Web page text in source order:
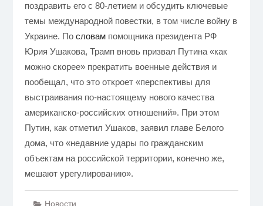
поздравить его с 80-летием и обсудить ключевые
темы международной повестки, в том числе войну в
Украине. По словампомощника президента РФ
Юрия Ушакова, Трамп вновь призвал Путина «как
можно скорее» прекратить военные действия и
пообещал, что это откроет «перспективы для
выстраивания по-настоящему нового качества
американско-российских отношений». При этом
Путин, как отметил Ушаков, заявил главе Белого
дома, что «недавние удары по гражданским
объектам на российской территории, конечно же,
мешают урегулированию».
Новости